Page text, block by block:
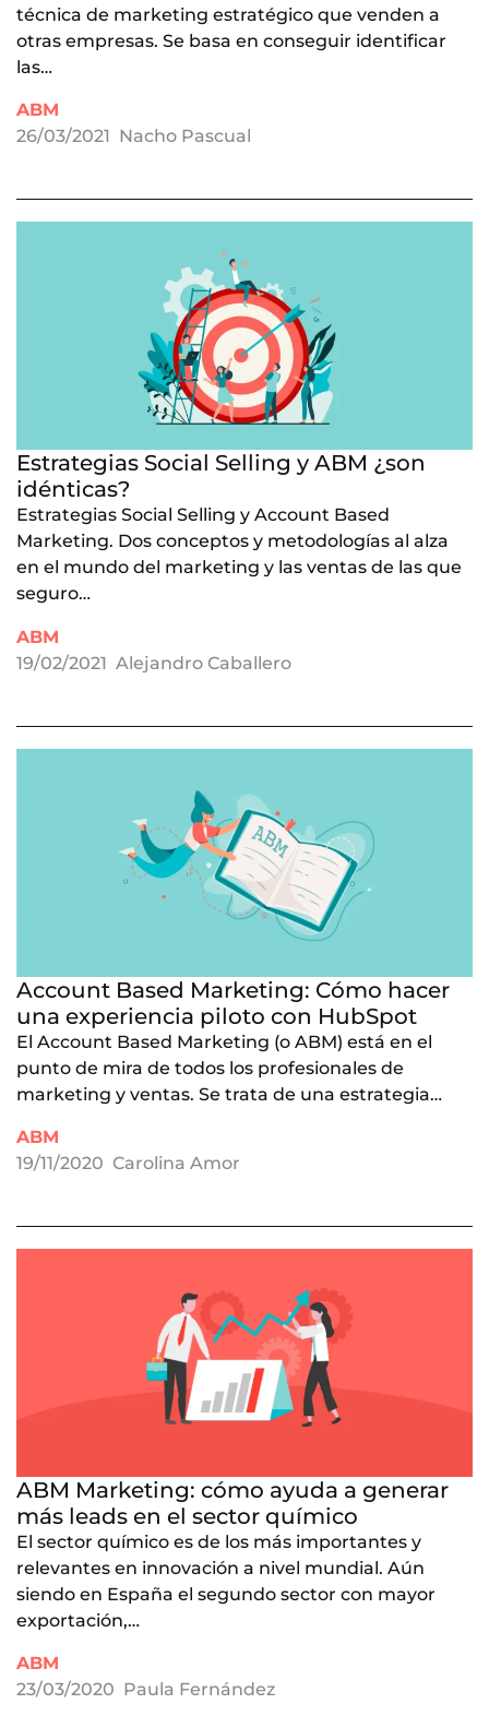
técnica de marketing estratégico que venden a
otras empresas. Se basa en conseguir identificar
las…
ABM
26/03/2021 Nacho Pascual
Estrategias Social Selling y ABM ¿son
idénticas?
Estrategias Social Selling y Account Based
Marketing. Dos conceptos y metodologías al alza
en el mundo del marketing y las ventas de las que
seguro…
ABM
19/02/2021 Alejandro Caballero
Account Based Marketing: Cómo hacer
una experiencia piloto con HubSpot
El Account Based Marketing (o ABM) está en el
punto de mira de todos los profesionales de
marketing y ventas. Se trata de una estrategia…
ABM
19/11/2020 Carolina Amor
ABM Marketing: cómo ayuda a generar
más leads en el sector químico
El sector químico es de los más importantes y
relevantes en innovación a nivel mundial. Aún
siendo en España el segundo sector con mayor
exportación,…
ABM
23/03/2020 Paula Fernández